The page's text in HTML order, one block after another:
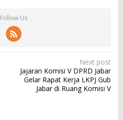
Follow Us
Next post
Jajaran Komisi V DPRD Jabar
Gelar Rapat Kerja LKPJ Gub
Jabar di Ruang Komisi V